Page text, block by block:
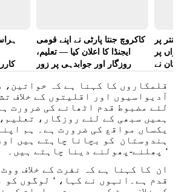
کاکروچ جنتا پارٹی نے اپنے قومی
ایجنڈا کا اعلان کیا — تعلیم،
روزگار اور جوابدہی پر زور
پر
پر
نے
قلمکاروں کا کہنا ہے کہ خواتین،
آدیواسیوں اور اقلیتوں کے خلاف
لئے مضبوط قدم اٹھانے کی ضرورت
ہمیں سبھی کے لئے روزگار،
یکساں مواقع کی ضرورت ہے۔ ہم
ہندوستان کو بچانا چاہتے ہیں
پھلنے-پھولنے دینا چاہتے ہیں۔ ‘
ان کا کہنا ہے کہ نفرت کے خلاف ووٹ
قدم ہے۔انہوں نے کہا، ‘ لوگوں کو